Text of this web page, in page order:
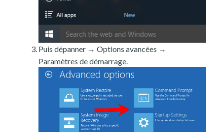
Puis dépanner → Options avancées →
Paramètres de démarrage.